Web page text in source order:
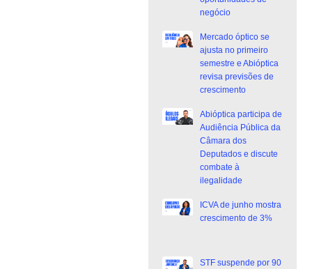
negócio
Mercado óptico se
ajusta no primeiro
semestre e Abióptica
revisa previsões de
crescimento
Abióptica participa de
Audiência Pública da
Câmara dos
Deputados e discute
combate à
ilegalidade
ICVA de junho mostra
crescimento de 3%
STF suspende por 90